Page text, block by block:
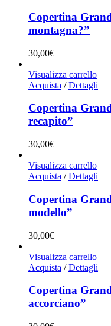
Copertina
montagna?”
30,00€
Visualizza carrello
Acquista / Dettagli
Copertina
recapito”
30,00€
Visualizza carrello
Acquista / Dettagli
Copertina
modello”
30,00€
Visualizza carrello
Acquista / Dettagli
Copertina
accorciano”